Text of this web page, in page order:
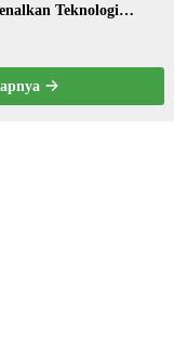
Teknologi
Nelayan Tuban